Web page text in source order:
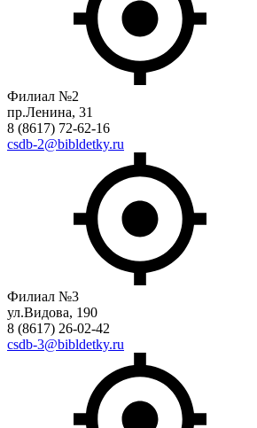
Филиал №2
пр.Ленина, 31
8 (8617) 72-62-16
csdb-2@bibldetky.ru
Филиал №3
ул.Видова, 190
8 (8617) 26-02-42
csdb-3@bibldetky.ru